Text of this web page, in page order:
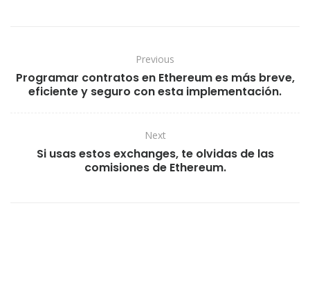
Previous
Programar contratos en Ethereum es más breve,
eficiente y seguro con esta implementación.
Next
Si usas estos exchanges, te olvidas de las
comisiones de Ethereum.